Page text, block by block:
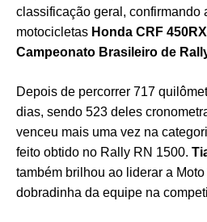
classificação geral, confirmando
motocicletas Honda CRF 450RX
Campeonato Brasileiro de
Depois de percorrer 717
dias, sendo 523 deles
venceu mais uma vez na
feito obtido no Rally RN 1500.
também brilhou ao liderar a
dobradinha da equipe na